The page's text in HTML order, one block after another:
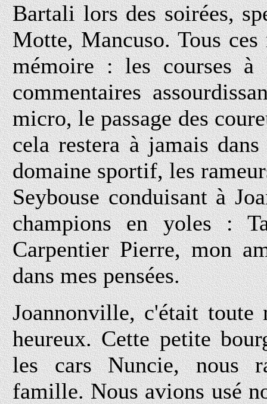
Bartali lors des soirées,
Motte, Mancuso. Tous
mémoire : les courses à
commentaires
micro, le passage des
cela restera à jamais
domaine sportif, les
Seybouse conduisant à
champions en yoles :
Carpentier Pierre, mon
dans mes pensées.
Joannonville, c'était toute
heureux. Cette petite
les cars Nuncie, nous
famille. Nous avions usé